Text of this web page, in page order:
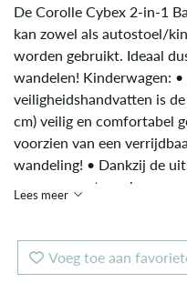
De Corolle Cybex 2-in-1
kan zowel als autostoel/
worden gebruikt. Ideaal
wandelen! Kinderwagen:
veiligheidshandvatten is
cm) veilig en comfortabel
voorzien van een
wandeling! • Dankzij de
geen zorgen te maken
comfortabel in een
Corolle Cybex 2-in-1
Lees meer
Voeg toe aan